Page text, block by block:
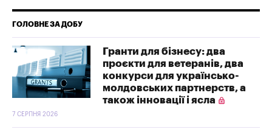
ГОЛОВНЕ ЗА ДОБУ
Гранти для бізнесу: два
проєкти для ветеранів, два
конкурси для українсько-
молдовських партнерств, а
також інновації і ясла
7 СЕРПНЯ 2026